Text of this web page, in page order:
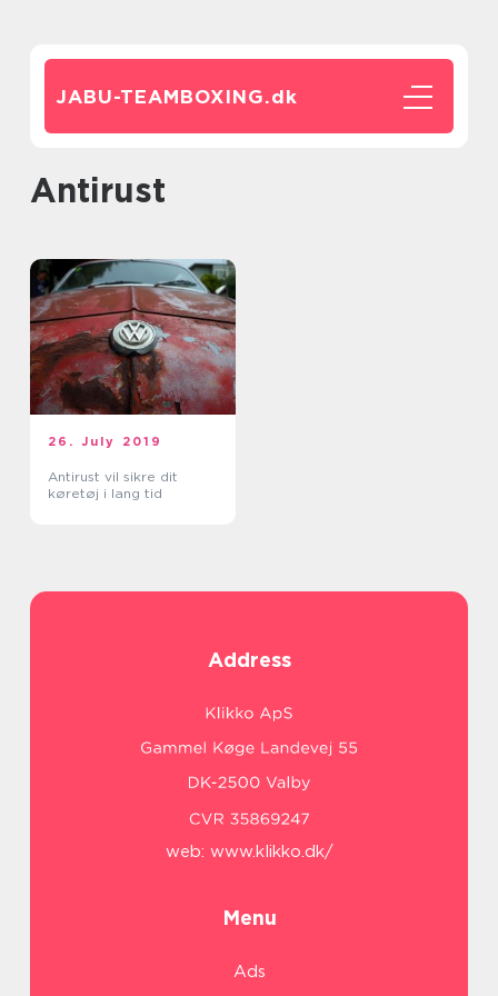
JABU-TEAMBOXING.dk
antirust
26. July 2019
Antirust vil sikre dit
køretøj i lang tid
Address
web: www.klikko.dk/
Menu
Ads